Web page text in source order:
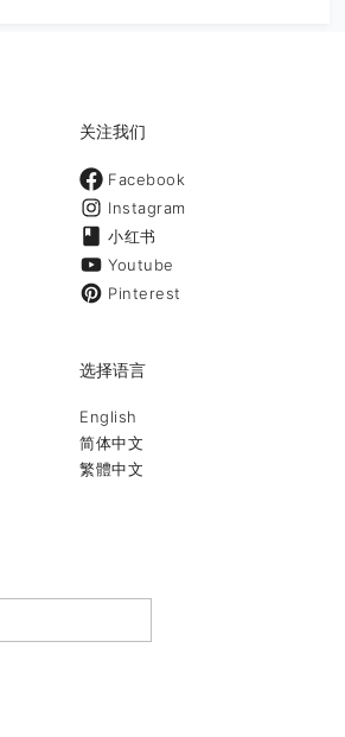
关注我们
Facebook
Instagram
小红书
Youtube
Pinterest
选择语言
English
简体中文
繁體中文